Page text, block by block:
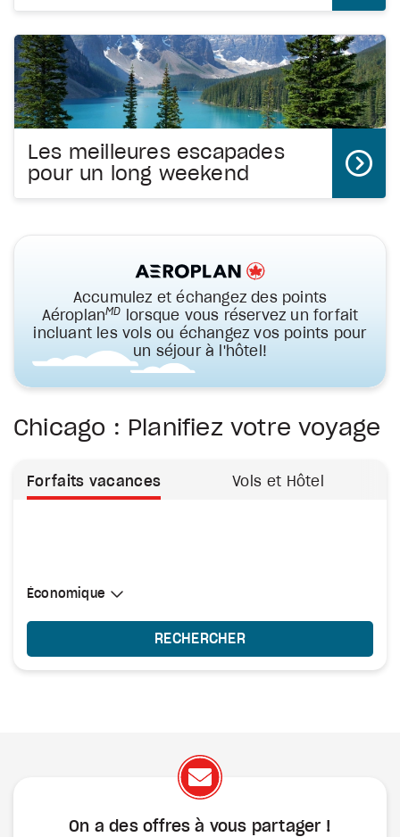
Les meilleures escapades
pour un long weekend
Accumulez et échangez des points
AéroplanMD
lorsque vous réservez un forfait
incluant les vols ou échangez vos points pour
un séjour à l'hôtel!
Chicago : Planifiez votre voyage
Forfaits vacances Vols et Hôtel
Sélectionner une cabine
Économique
Économique
RECHERCHER
On a des offres à vous partager !